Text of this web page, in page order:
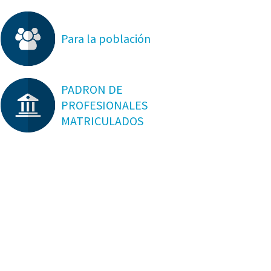
Para la población
PADRON DE
PROFESIONALES
MATRICULADOS